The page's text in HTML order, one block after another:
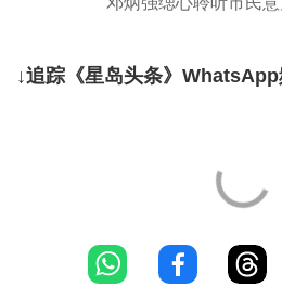
↓追踪《星岛头条》WhatsApp